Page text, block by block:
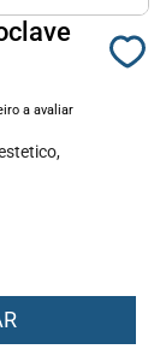
a avaliar